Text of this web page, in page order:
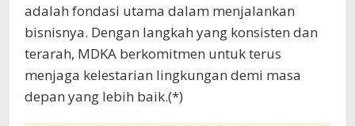
adalah fondasi utama dalam menjalankan
bisnisnya. Dengan langkah yang konsisten dan
terarah, MDKA berkomitmen untuk terus
menjaga kelestarian lingkungan demi masa
depan yang lebih baik.(*)